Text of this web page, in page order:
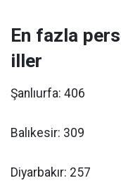
En fazla
iller
Şanlıurfa: 406
Balıkesir: 309
Diyarbakır: 257